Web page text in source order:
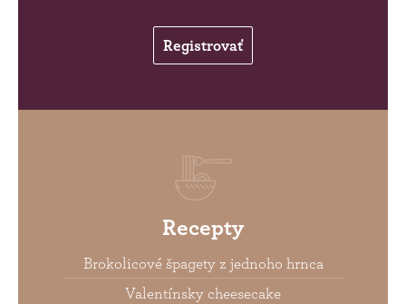
Registrovať
Recepty
Brokolicové špagety z jednoho hrnca
Valentínsky cheesecake